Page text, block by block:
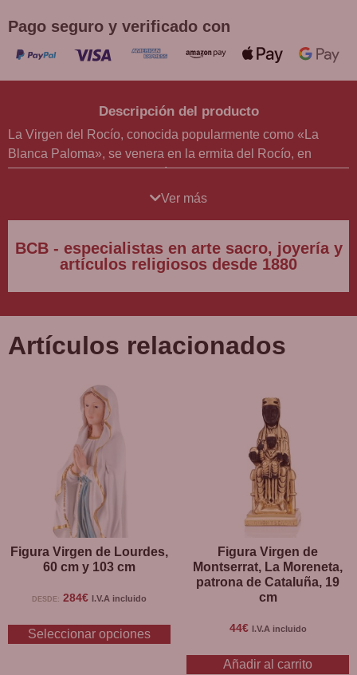
Pago seguro y verificado con
Descripción del producto
La Virgen del Rocío, conocida popularmente como «La
Blanca Paloma», se venera en la ermita del Rocío, en
Almonte (Huelva). La romería en su honor es una de las
más importantes de España, conocida internacionalmente, y
Ver más
BCB - especialistas en arte sacro, joyería y
artículos religiosos desde 1880
Artículos relacionados
Figura Virgen de Lourdes,
60 cm y 103 cm
DESDE: 284€ I.V.A incluido
Seleccionar opciones
Figura Virgen de
Montserrat, La Moreneta,
patrona de Cataluña, 19
cm
44€ I.V.A incluido
Añadir al carrito